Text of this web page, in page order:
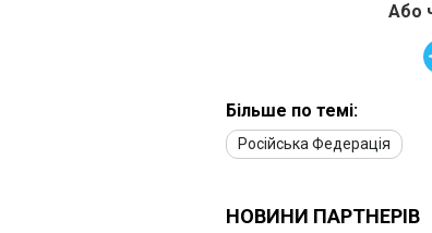
Або
Більше по темі:
Російська Федерація